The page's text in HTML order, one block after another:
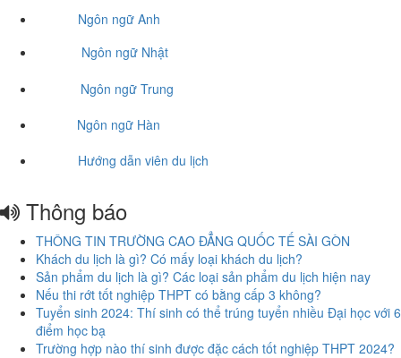
Ngôn ngữ Anh
Ngôn ngữ Nhật
Ngôn ngữ Trung
Ngôn ngữ Hàn
Hướng dẫn viên du lịch
Thông báo
THÔNG TIN TRƯỜNG CAO ĐẲNG QUỐC TẾ SÀI GÒN
Khách du lịch là gì? Có mấy loại khách du lịch?
Sản phẩm du lịch là gì? Các loại sản phẩm du lịch hiện nay
Nếu thi rớt tốt nghiệp THPT có bằng cấp 3 không?
Tuyển sinh 2024: Thí sinh có thể trúng tuyển nhiều Đại học với 6
điểm học bạ
Trường hợp nào thí sinh được đặc cách tốt nghiệp THPT 2024?